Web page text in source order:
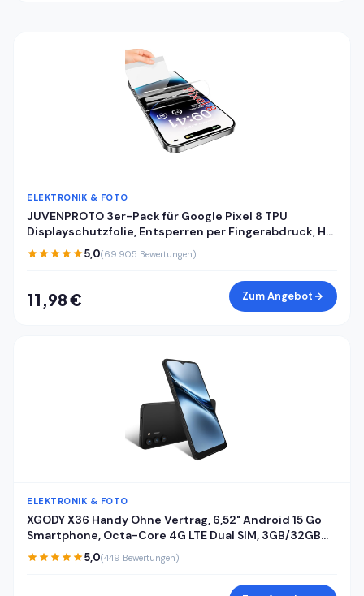
ELEKTRONIK & FOTO
JUVENPROTO 3er-Pack für Google Pixel 8 TPU
Displayschutzfolie, Entsperren per Fingerabdruck, HD,
kratzfest, blasenfrei, ultradünn, einfache Installation
für Pixel 8
5,0(69.905 Bewertungen)
11,98 € Zum Angebot
ELEKTRONIK & FOTO
XGODY X36 Handy Ohne Vertrag, 6,52" Android 15 Go
Smartphone, Octa-Core 4G LTE Dual SIM, 3GB/32GB
(256GB Erweiterbar), 4200mAh, 13MP+5MP Kamera,
Gesichtserkennung, USB-C, GPS, Schwarz
5,0(449 Bewertungen)